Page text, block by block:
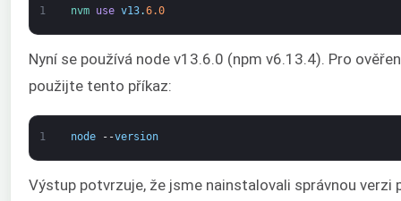
1 nvm use v13.6.0
Nyní se používá node v13.6.0 (npm v6.13.4). Pro
použijte tento příkaz:
1 node --version
Výstup potvrzuje, že jsme nainstalovali správnou verzi